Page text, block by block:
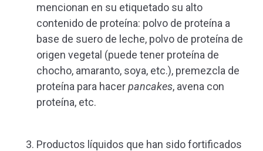
mencionan en su etiquetado su alto
contenido de proteína: polvo de proteína a
base de suero de leche, polvo de proteína de
origen vegetal (puede tener proteína de
chocho, amaranto, soya, etc.), premezcla de
proteína para hacerpancakes, avena con
proteína, etc.
Productos líquidos que han sido fortificados